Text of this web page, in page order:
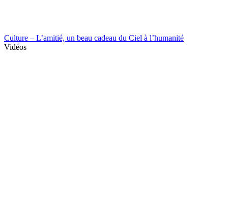
Culture – L’amitié, un beau cadeau du Ciel à l’humanité
Vidéos